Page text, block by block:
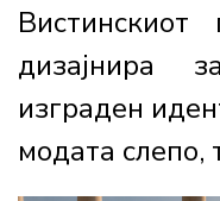
дизајнира
изграден
модата слепо,